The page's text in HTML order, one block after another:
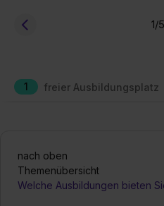
1/5
1 freier Ausbildungsplatz
nach oben
Themenübersicht
Welche Ausbildungen bieten